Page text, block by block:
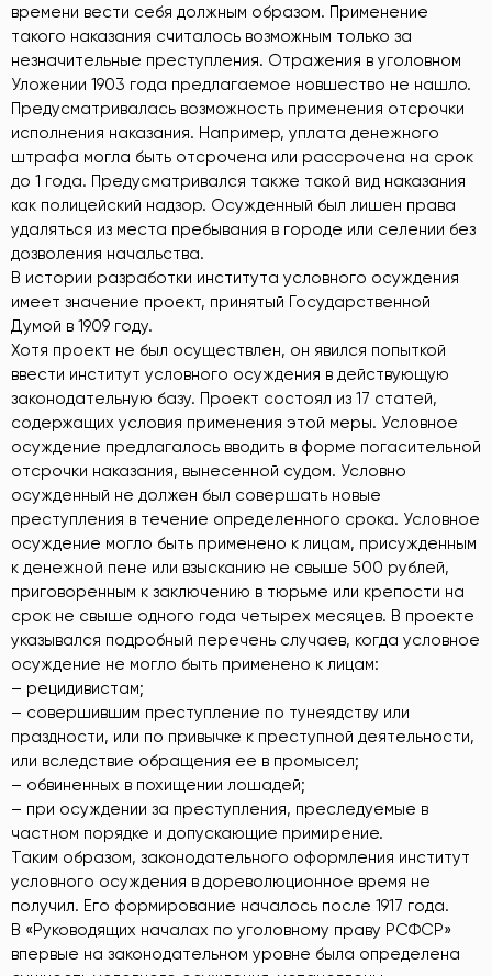
времени вести себя должным образом. Применение
такого наказания считалось возможным только за
незначительные преступления. Отражения в уголовном
Уложении 1903 года предлагаемое новшество не нашло.
Предусматривалась возможность применения отсрочки
исполнения наказания. Например, уплата денежного
штрафа могла быть отсрочена или рассрочена на срок
до 1 года. Предусматривался также такой вид наказания
как полицейский надзор. Осужденный был лишен права
удаляться из места пребывания в городе или селении без
дозволения начальства.
В истории разработки института условного осуждения
имеет значение проект, принятый Государственной
Думой в 1909 году.
Хотя проект не был осуществлен, он явился попыткой
ввести институт условного осуждения в действующую
законодательную базу. Проект состоял из 17 статей,
содержащих условия применения этой меры. Условное
осуждение предлагалось вводить в форме погасительной
отсрочки наказания, вынесенной судом. Условно
осужденный не должен был совершать новые
преступления в течение определенного срока. Условное
осуждение могло быть применено к лицам, присужденным
к денежной пене или взысканию не свыше 500 рублей,
приговоренным к заключению в тюрьме или крепости на
срок не свыше одного года четырех месяцев. В проекте
указывался подробный перечень случаев, когда условное
осуждение не могло быть применено к лицам:
– рецидивистам;
– совершившим преступление по тунеядству или
праздности, или по привычке к преступной деятельности,
или вследствие обращения ее в промысел;
– обвиненных в похищении лошадей;
– при осуждении за преступления, преследуемые в
частном порядке и допускающие примирение.
Таким образом, законодательного оформления институт
условного осуждения в дореволюционное время не
получил. Его формирование началось после 1917 года.
В «Руководящих началах по уголовному праву РСФСР»
впервые на законодательном уровне была определена